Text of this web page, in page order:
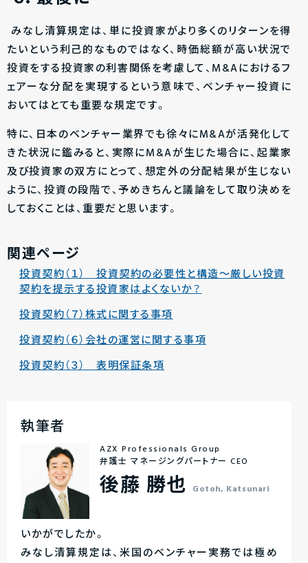
みなし清算規定は、単に投資家がより多くのリターンを得
たいという利己的なものではなく、時価総額が高い状況で
投資をする投資家の利害関係を考慮して、M&Aにおけるフ
ェアーな分配を実現するという意味で、ベンチャー投資に
おいてはとても重要な規定です。
特に、日本のベンチャー業界でも徐々にM&Aが活発化して
きた状況に鑑みると、実際にM&Aが生じた場合に、起業家
及び投資家の双方にとって、想定外の分配結果が生じない
ように、投資の段階で、予めきちんと議論をして取り決めを
しておくことは、重要だと思います。
関連ページ
投資契約（１） 投資契約の必要性と構造〜厳しい投資
契約を提示する投資家はよくないか？
投資契約（７）株式に関する事項
投資契約（６）会社の運営に関する事項
投資契約（３） 表明保証条項
執筆者
AZX Professionals Group
弁護士 マネージングパートナー CEO
後藤 勝也 Gotoh, Katsunari
いかがでしたか。
みなし清算規定は、米国のベンチャー実務では極め